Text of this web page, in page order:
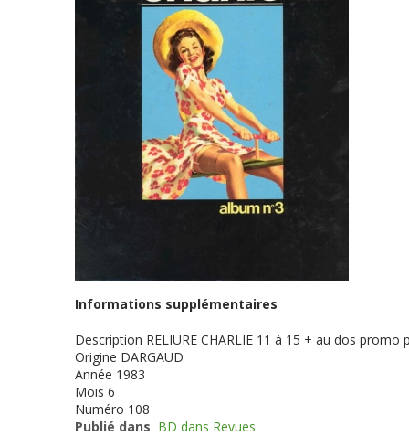
Informations supplémentaires
Description RELIURE CHARLIE 11 à 15 + au dos promo
Origine DARGAUD
Année 1983
Mois 6
Numéro 108
Publié dans BD dans Revues